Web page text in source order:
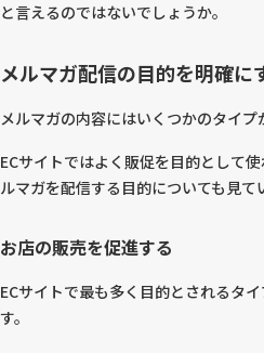
と言えるのではないでしょうか。
メルマガ配信の目的を明確に
メルマガの内容にはいくつかのタイプ
ECサイトではよく販促を目的として
ルマガを配信する目的についても見て
お店の販売を促進する
ECサイトで最も多く目的とされるタ
す。